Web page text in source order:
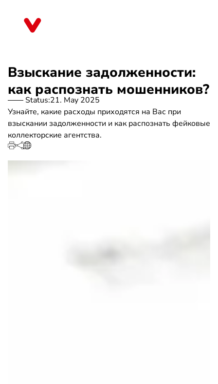
Взыскание задолженности:
как распознать мошенников?
Status:21. May 2025
Узнайте, какие расходы приходятся на Вас при
взыскании задолженности и как распознать фейковые
коллекторские агентства.